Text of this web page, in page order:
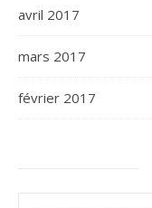
avril 2017
mars 2017
février 2017